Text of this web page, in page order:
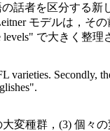
話者を区分する新
モデルは，そ
で大きく整理
Secondly,
種群，(3) 個々